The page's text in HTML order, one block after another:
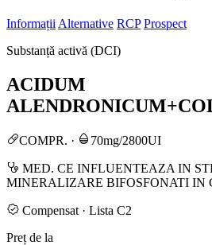
Informații Alternative RCP Prospect
Substanță activă (DCI)
ACIDUM
COMPR. · 70mg/2800UI
MED. CE INFLUENTEAZA IN
MINERALIZARE BIFOSFONATI IN
Compensat · Lista C2
Preț de la